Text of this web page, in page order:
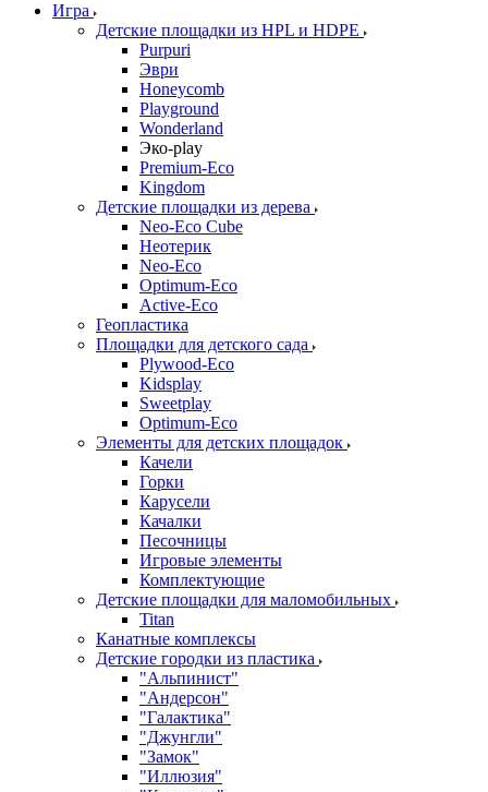
Игра
Детские площадки из HPL и HDPE
Purpuri
Эври
Honeycomb
Playground
Wonderland
Эко-play
Premium-Eco
Kingdom
Детские площадки из дерева
Neo-Eco Cube
Неотерик
Neo-Eco
Оptimum-Еco
Active-Eco
Геопластика
Площадки для детского сада
Plywood-Eco
Kidsplay
Sweetplay
Оptimum-Еco
Элементы для детских площадок
Качели
Горки
Карусели
Качалки
Песочницы
Игровые элементы
Комплектующие
Детские площадки для маломобильных
Titan
Канатные комплексы
Детские городки из пластика
"Альпинист"
"Андерсон"
"Галактика"
"Джунгли"
"Замок"
"Иллюзия"